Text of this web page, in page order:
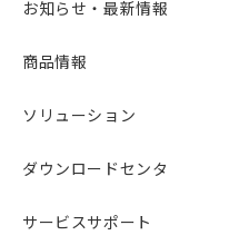
お知らせ・最新情報
商品情報
ソリューション
ダウンロードセンタ
サービスサポート